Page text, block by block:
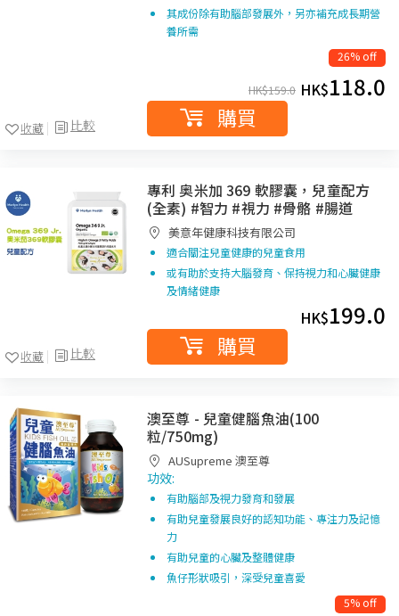
比較
收藏
其成份除有助腦部發展外，另亦補充成長期營
養所需
26% off
HK$159.0 HK$118.0
購買
比較
收藏
專利 奥米加 369 軟膠囊，兒童配方
(全素) #智力 #視力 #骨骼 #腸道
美意年健康科技有限公司
適合關注兒童健康的兒童食用
或有助於支持大腦發育、保持視力和心臟健康
及情緒健康
HK$199.0
購買
澳至尊 - 兒童健腦魚油(100
粒/750mg)
AUSupreme 澳至尊
功效:
有助腦部及視力發育和發展
有助兒童發展良好的認知功能、專注力及記憶
力
有助兒童的心臟及整體健康
魚仔形狀吸引，深受兒童喜愛
5% off